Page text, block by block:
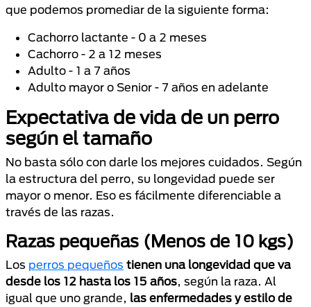
que podemos promediar de la siguiente forma:
Cachorro lactante - 0 a 2 meses
Cachorro - 2 a 12 meses
Adulto - 1 a 7 años
Adulto mayor o Senior - 7 años en adelante
Expectativa de vida de un perro
según el tamaño
No basta sólo con darle los mejores cuidados. Según
la estructura del perro, su longevidad puede ser
mayor o menor. Eso es fácilmente diferenciable a
través de las razas.
Razas pequeñas (Menos de 10 kgs)
Los perros pequeños tienen una longevidad que va
desde los 12 hasta los 15 años, según la raza. Al
igual que uno grande, las enfermedades y estilo de